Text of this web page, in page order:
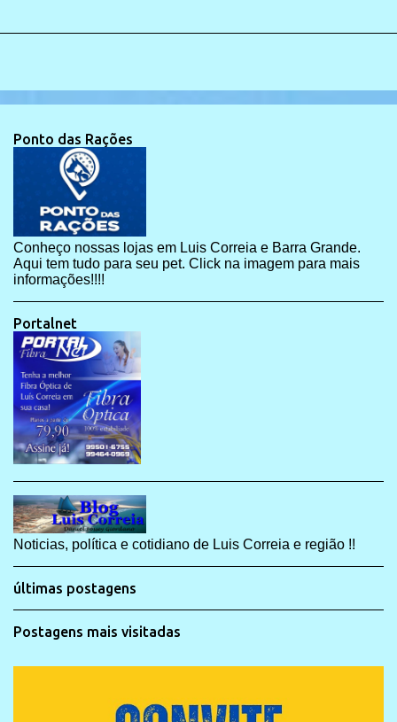
Ponto das Rações
Conheço nossas lojas em Luis Correia e Barra Grande.
Aqui tem tudo para seu pet. Click na imagem para mais
informações!!!!
Portalnet
Noticias, política e cotidiano de Luis Correia e região !!
últimas postagens
Postagens mais visitadas